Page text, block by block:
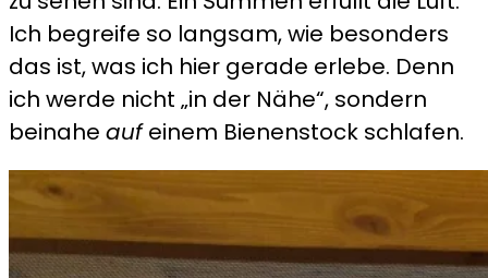
Ich begreife so langsam, wie besonders
das ist, was ich hier gerade erlebe. Denn
ich werde nicht „in der Nähe“, sondern
beinahe aufeinem Bienenstock schlafen.